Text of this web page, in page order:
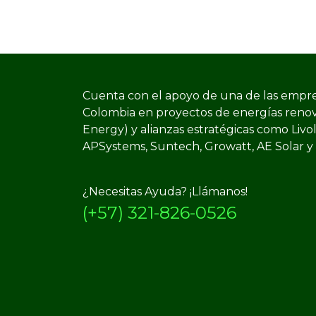
Cuenta con el apoyo de una de las
Colombia en proyectos de energías
Energy) y​ alianzas estratégicas como
APSystems, Suntech, Growatt, AE Solar
¿Necesitas Ayuda? ¡Llámanos!
(+57) 321-826-0526